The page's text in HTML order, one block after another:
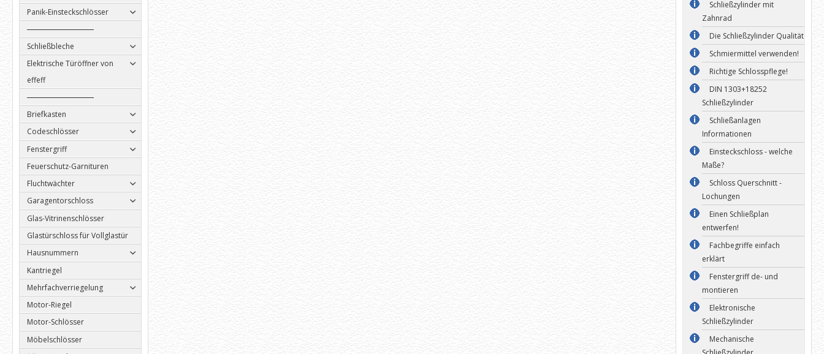
Panik-Einsteckschlösser
Schließbleche
Elektrische Türöffner von
effeff
Briefkasten
Codeschlösser
Fenstergriff
Feuerschutz-Garnituren
Fluchtwächter
Garagentorschloss
Glas-Vitrinenschlösser
Glastürschloss für Vollglastür
Hausnummern
Kantriegel
Mehrfachverriegelung
Motor-Riegel
Motor-Schlösser
Möbelschlösser
Schließzylinder mit
Zahnrad
Die Schließzylinder Qualität
Schmiermittel verwenden!
Richtige Schlosspflege!
DIN 1303+18252
Schließzylinder
Schließanlagen
Informationen
Einsteckschloss - welche
Maße?
Schloss Querschnitt -
Lochungen
Einen Schließplan
entwerfen!
Fachbegriffe einfach
erklärt
Fenstergriff de- und
montieren
Elektronische
Schließzylinder
Mechanische